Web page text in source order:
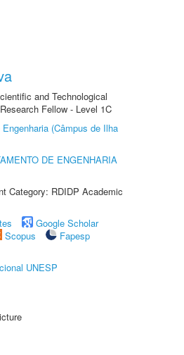
and Technological
Fellow - Level 1C
(Câmpus de Ilha
DE ENGENHARIA
Category: RDIDP Academic
Google Scholar
Scopus
Fapesp
UNESP